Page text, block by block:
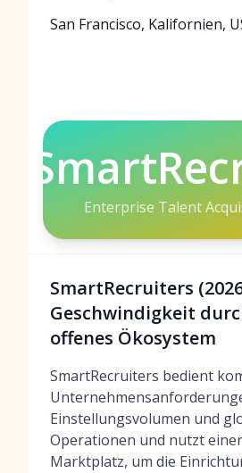
San Francisco, Kalifornien,
Enterprise Talent
SmartRecruiters
Geschwindigkeit
offenes Ökosystem
SmartRecruiters bedient
Einstellungsvolumen und
Operationen und nutzt
Marktplatz, um die